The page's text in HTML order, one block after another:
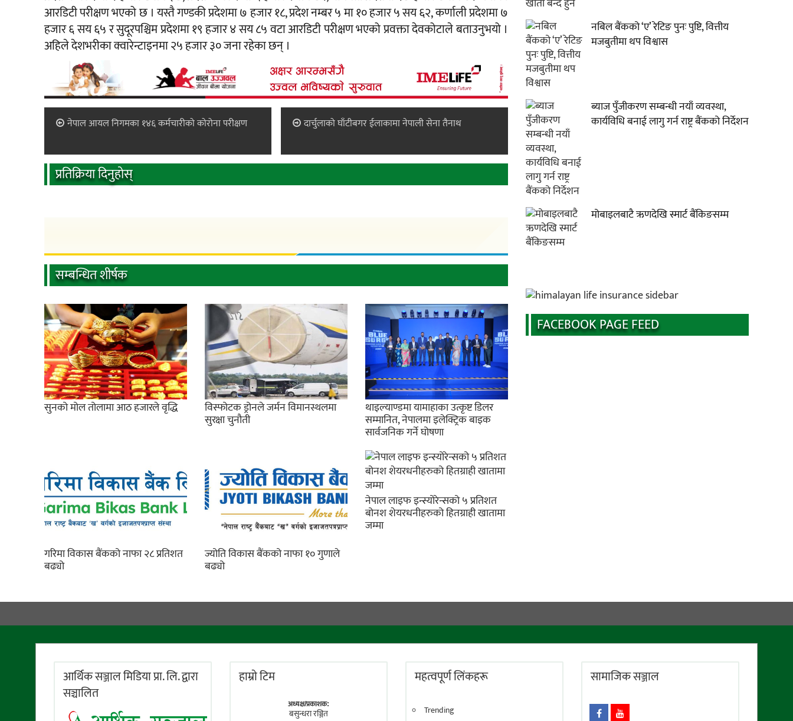
आरडिटी परीक्षण भएको छ । यस्तै गण्डकी प्रदेशमा ७ हजार १८, प्रदेश नम्बर ५ मा १० हजार ५ सय ६२, कर्णाली प्रदेशमा ७
हजार ६ सय ६५ र सुदूरपश्चिम प्रदेशमा १९ हजार ४ सय ८५ वटा आरडिटी परीक्षण भएको प्रवक्ता देवकोटाले बताउनुभयो ।
अहिले देशभरीका क्वारेन्टाइनमा २५ हजार ३० जना रहेका छन् ।
नेपाल आयल निगमका १४६ कर्मचारीको कोरोना परीक्षण दार्चुलाको घाँटीबगर ईलाकामा नेपाली सेना तैनाथ
प्रतिक्रिया दिनुहोस्
सम्बन्धित शीर्षक
सुनको मोल तोलामा आठ हजारले वृद्धि विस्फोटक ड्रोनले जर्मन विमानस्थलमा
सुरक्षा चुनौती
थाइल्याण्डमा यामाहाका उत्कृष्ट डिलर
सम्मानित, नेपालमा इलेक्ट्रिक बाइक
सार्वजनिक गर्ने घोषणा
गरिमा विकास बैंकको नाफा २८ प्रतिशत
बढ्यो
ज्योति विकास बैंकको नाफा १० गुणाले
बढ्यो
नेपाल लाइफ इन्स्योरेन्सको ५ प्रतिशत
बोनश शेयरधनीहरुको हितग्राही खातामा
जम्मा
नबिल बैंकको ‘ए’ रेटिङ पुनः पुष्टि, वित्तीय
मजबुतीमा थप विश्वास
ब्याज पुँजीकरण सम्बन्धी नयाँ व्यवस्था,
कार्यविधि बनाई लागु गर्न राष्ट्र बैंकको निर्देशन
मोबाइलबाटै ऋणदेखि स्मार्ट बैंकिङसम्म
FACEBOOK PAGE FEED
आर्थिक सञ्जाल मिडिया प्रा. लि. द्वारा
सञ्चालित
हाम्राे टिम
अध्यक्ष/प्रकाशक:
बसुन्धरा रञ्जित
महत्वपूर्ण लिंकहरू
Trending
सामाजिक सञ्जाल